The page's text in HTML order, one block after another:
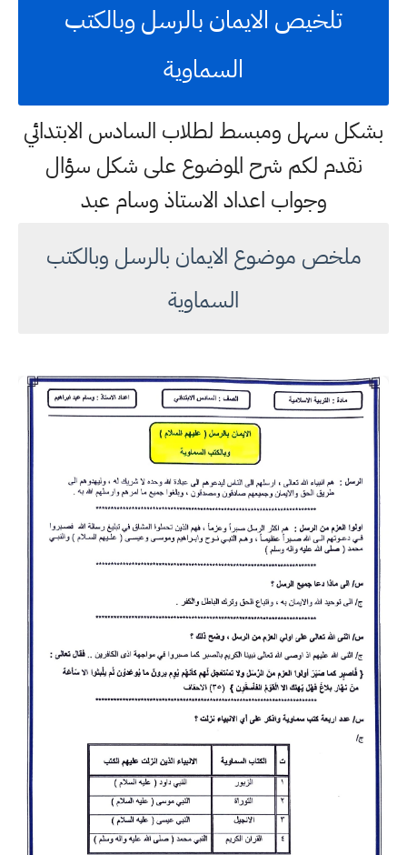
تلخيص الايمان بالرسل وبالكتب
السماوية
بشكل سهل ومبسط لطلاب السادس الابتدائي
نقدم لكم شرح الموضوع على شكل سؤال
وجواب اعداد الاستاذ وسام عبد
ملخص موضوع الايمان بالرسل وبالكتب
السماوية